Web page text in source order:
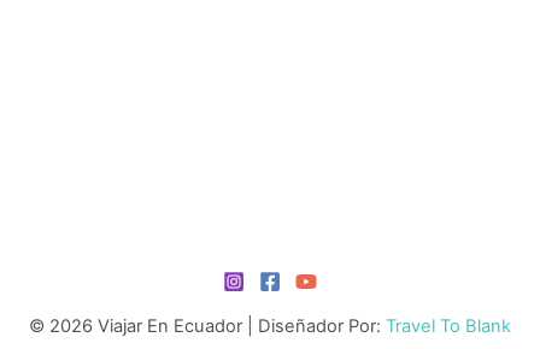
© 2026 Viajar En Ecuador | Diseñador Por: Travel To Blank